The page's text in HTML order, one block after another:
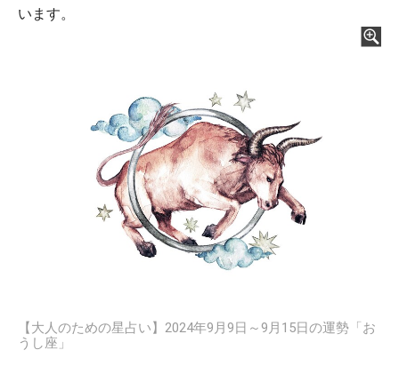
います。
【大人のための星占い】2024年9月9日～9月15日の運勢「お
うし座」